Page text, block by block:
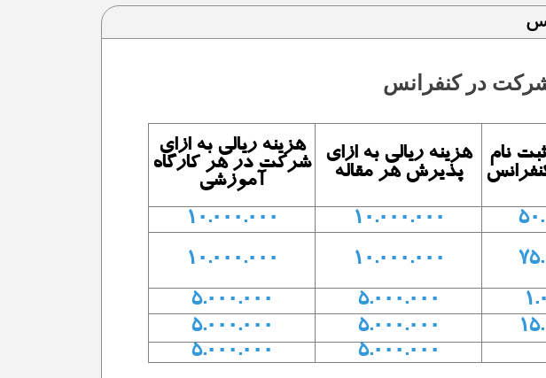
شرکت در کنفرانس
ثبت نام
هزینه ریالیبه ازای
پذیرش هر مقاله
هزینه ریالی به ازای
شرکت در هر کارگاه
آموزشی
10.000.000
10.000.000
10.000.000
10.000.000
5.000.000
5.000.000
5.000.000
5.000.000
۵.000.000 5.000.000